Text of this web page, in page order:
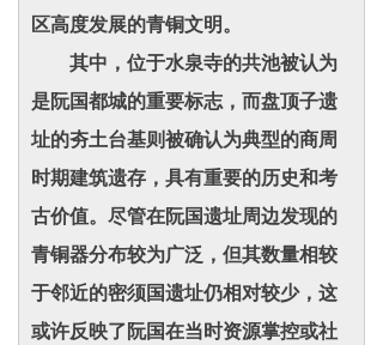
区高度发展的青铜文明。
其中，位于水泉寺的共池被认为
是阮国都城的重要标志，而盘顶子遗
址的夯土台基则被确认为典型的商周
时期建筑遗存，具有重要的历史和考
古价值。尽管在阮国遗址周边发现的
青铜器分布较为广泛，但其数量相较
于邻近的密须国遗址仍相对较少，这
或许反映了阮国在当时资源掌控或社